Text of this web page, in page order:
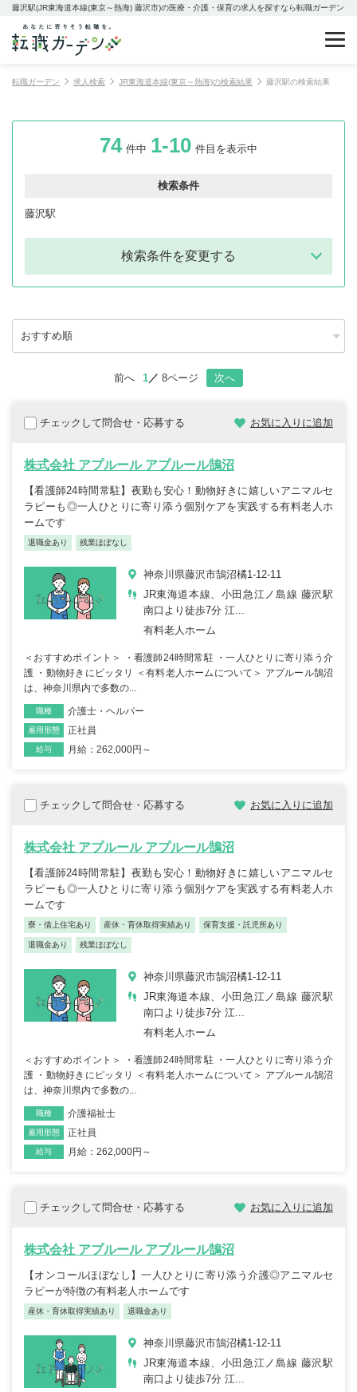
藤沢駅(JR東海道本線(東京～熱海) 藤沢市)の医療・介護・保育の求人を探すなら転職ガーデン
転職ガーデン 求人検索 JR東海道本線(東京～熱海)の検索結果 藤沢駅の検索結果
74 件中 1-10 件目を表示中
検索条件
藤沢駅
検索条件を変更する
前へ 1 8ページ 次へ
チェックして問合せ・応募する お気に入りに追加
株式会社 アプルール アプルール鵠沼
【看護師24時間常駐】夜勤も安心！動物好きに嬉しいアニマルセ
ラピーも◎一人ひとりに寄り添う個別ケアを実践する有料老人ホ
ームです
退職金あり 残業ほぼなし
神奈川県藤沢市鵠沼橘1-12-11
JR東海道本線、小田急江ノ島線 藤沢駅
南口より徒歩7分 江...
有料老人ホーム
＜おすすめポイント＞ ・看護師24時間常駐 ・一人ひとりに寄り添う介
護 ・動物好きにピッタリ ＜有料老人ホームについて＞ アプルール鵠沼
は、神奈川県内で多数の...
職種 介護士・ヘルパー
雇用形態 正社員
給与 月給：262,000円～
チェックして問合せ・応募する お気に入りに追加
株式会社 アプルール アプルール鵠沼
【看護師24時間常駐】夜勤も安心！動物好きに嬉しいアニマルセ
ラピーも◎一人ひとりに寄り添う個別ケアを実践する有料老人ホ
ームです
寮・借上住宅あり 産休・育休取得実績あり 保育支援・託児所あり
退職金あり 残業ほぼなし
神奈川県藤沢市鵠沼橘1-12-11
JR東海道本線、小田急江ノ島線 藤沢駅
南口より徒歩7分 江...
有料老人ホーム
＜おすすめポイント＞ ・看護師24時間常駐 ・一人ひとりに寄り添う介
護 ・動物好きにピッタリ ＜有料老人ホームについて＞ アプルール鵠沼
は、神奈川県内で多数の...
職種 介護福祉士
雇用形態 正社員
給与 月給：262,000円～
チェックして問合せ・応募する お気に入りに追加
株式会社 アプルール アプルール鵠沼
【オンコールほぼなし】一人ひとりに寄り添う介護◎アニマルセ
ラピーが特徴の有料老人ホームです
産休・育休取得実績あり 退職金あり
神奈川県藤沢市鵠沼橘1-12-11
JR東海道本線、小田急江ノ島線 藤沢駅
南口より徒歩7分 江...